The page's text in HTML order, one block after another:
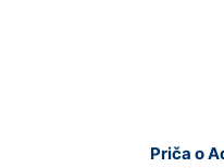
Priča o